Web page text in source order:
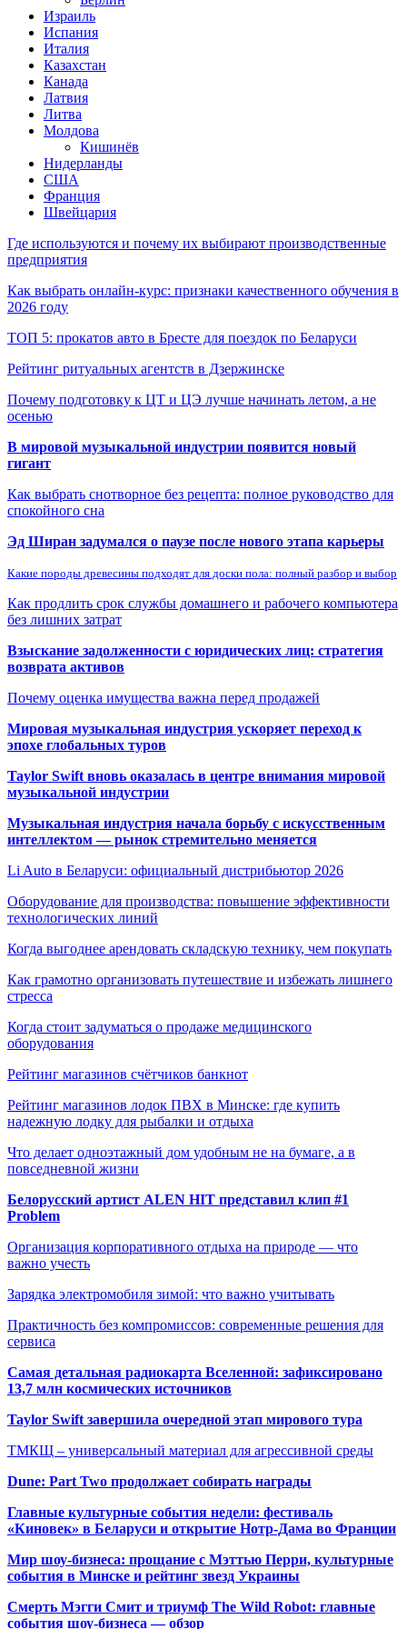
Израиль
Испания
Италия
Казахстан
Канада
Латвия
Литва
Молдова
Кишинёв
Нидерланды
США
Франция
Швейцария
Где используются и почему их выбирают производственные
предприятия
Как выбрать онлайн-курс: признаки качественного обучения в
2026 году
ТОП 5: прокатов авто в Бресте для поездок по Беларуси
Рейтинг ритуальных агентств в Дзержинске
Почему подготовку к ЦТ и ЦЭ лучше начинать летом, а не
осенью
В мировой музыкальной индустрии появится новый
гигант
Как выбрать снотворное без рецепта: полное руководство для
спокойного сна
Эд Ширан задумался о паузе после нового этапа карьеры
Какие породы древесины подходят для доски пола: полный разбор и выбор
Как продлить срок службы домашнего и рабочего компьютера
без лишних затрат
Взыскание задолженности с юридических лиц: стратегия
возврата активов
Почему оценка имущества важна перед продажей
Мировая музыкальная индустрия ускоряет переход к
эпохе глобальных туров
Taylor Swift вновь оказалась в центре внимания мировой
музыкальной индустрии
Музыкальная индустрия начала борьбу с искусственным
интеллектом — рынок стремительно меняется
Li Auto в Беларуси: официальный дистрибьютор 2026
Оборудование для производства: повышение эффективности
технологических линий
Когда выгоднее арендовать складскую технику, чем покупать
Как грамотно организовать путешествие и избежать лишнего
стресса
Когда стоит задуматься о продаже медицинского
оборудования
Рейтинг магазинов счётчиков банкнот
Рейтинг магазинов лодок ПВХ в Минске: где купить
надежную лодку для рыбалки и отдыха
Что делает одноэтажный дом удобным не на бумаге, а в
повседневной жизни
Белорусский артист ALEN HIT представил клип #1
Problem
Организация корпоративного отдыха на природе — что
важно учесть
Зарядка электромобиля зимой: что важно учитывать
Практичность без компромиссов: современные решения для
сервиса
Самая детальная радиокарта Вселенной: зафиксировано
13,7 млн космических источников
Taylor Swift завершила очередной этап мирового тура
ТМКЩ – универсальный материал для агрессивной среды
Dune: Part Two продолжает собирать награды
Главные культурные события недели: фестиваль
«Киновек» в Беларуси и открытие Нотр-Дама во Франции
Мир шоу-бизнеса: прощание с Мэттью Перри, культурные
события в Минске и рейтинг звезд Украины
Смерть Мэгги Смит и триумф The Wild Robot: главные
события шоу-бизнеса — обзор